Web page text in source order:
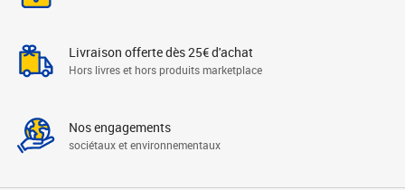
Livraison offerte dès 25€ d'achat
Hors livres et hors produits marketplace
Nos engagements
sociétaux et environnementaux